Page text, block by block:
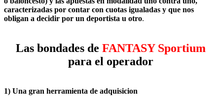
caracterizadas por contar con cuotas igualadas y que nos
obligan a decidir por un deportista u otro.
Las bondades de FANTASY Sportium
para el operador
1) Una gran herramienta de adquisicion